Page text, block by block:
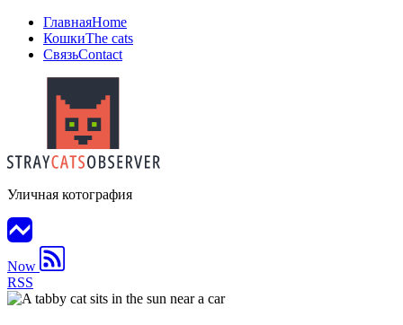
ГлавнаяHome
КошкиThe cats
СвязьContact
Уличная котография
Now
RSS